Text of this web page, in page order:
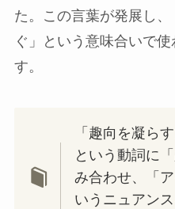
た。この言葉が発展し
ぐ」という意味合いで
す。
「趣向を凝ら
という動詞に
み合わせ、「
いうニュアン